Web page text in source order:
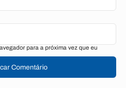
para a próxima vez que eu
Comentário